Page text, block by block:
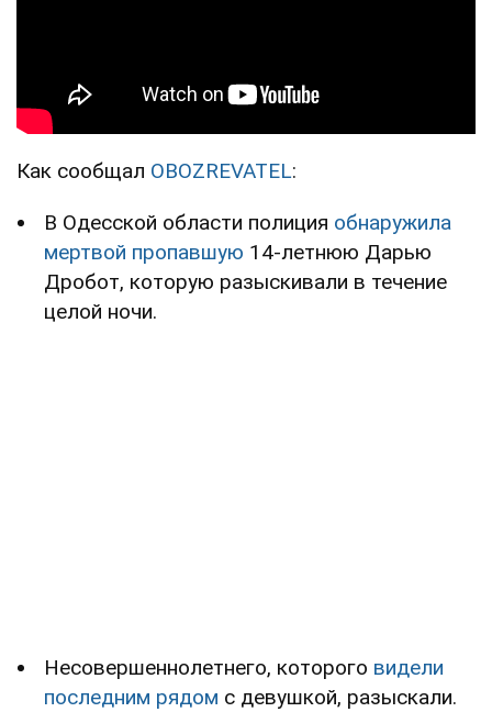
Как сообщал OBOZREVATEL:
В Одесской области полиция обнаружила
мертвой пропавшую 14-летнюю Дарью
Дробот, которую разыскивали в течение
целой ночи.
Несовершеннолетнего, которого видели
последним рядом с девушкой, разыскали.